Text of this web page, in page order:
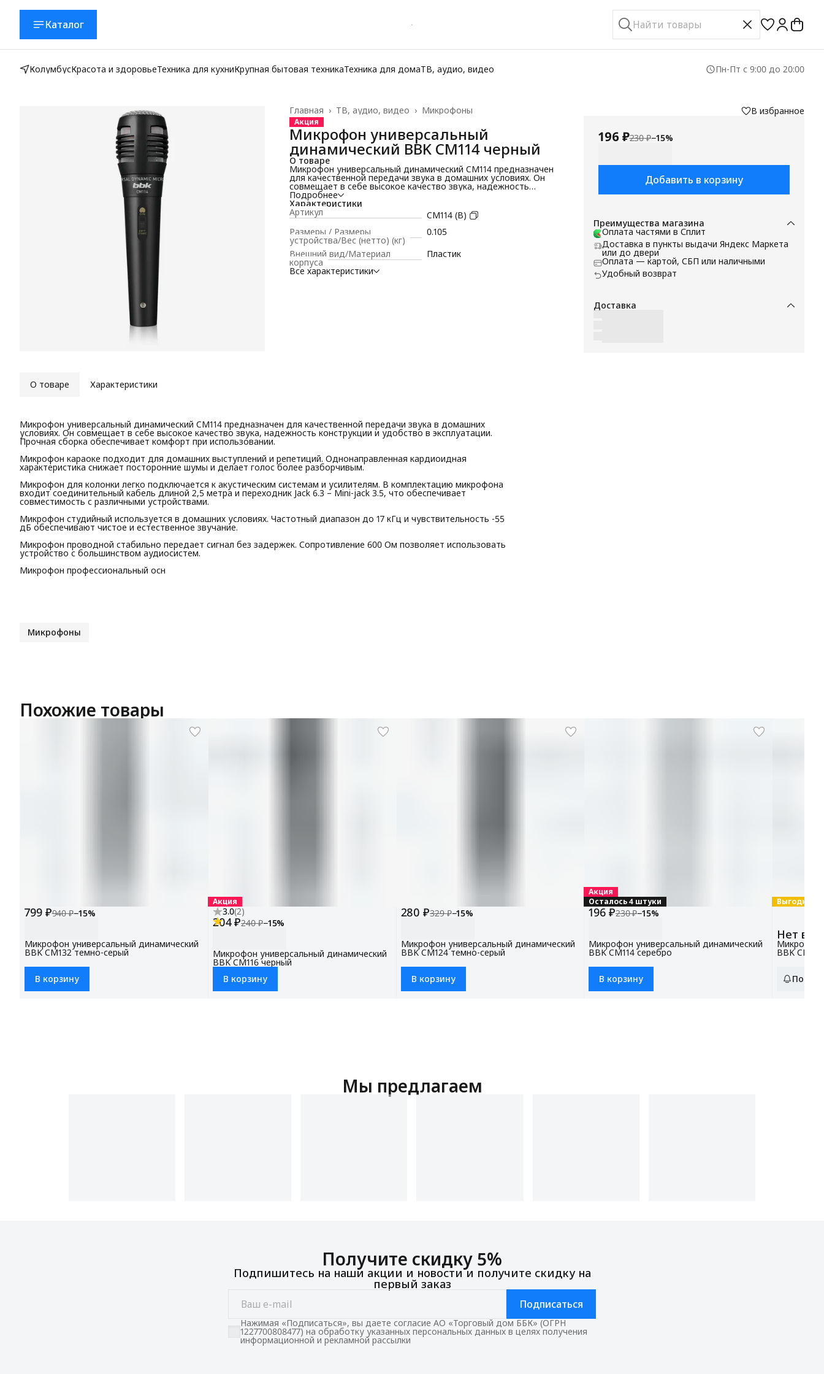
Каталог
КолумбусКрасота и здоровьеТехника для кухниКрупная бытовая техникаТехника для домаТВ, аудио, видео Пн-Пт с 9:00 до 20:00
Микрофоны
ТВ, аудио, видео ›
Главная ›
Акция
Микрофон универсальный
динамический BBK CM114 черный
О товаре
Микрофон универсальный динамический CM114 предназначен
для качественной передачи звука в домашних условиях. Он
совмещает в себе высокое качество звука, надежность
конструкции и удобство в эксплуатации. Прочная сборка
обеспечивает комфорт при использовании.
Микрофон караоке подходит для домашних выступлений и
репетиций. Однонаправленная кардиоидная характеристика
снижает посторонние шумы и делает голос более
разборчивым.
Микрофон для колонки легко подключается к акустическим
системам и усилителям. В комплектацию микрофона входит
соединительный кабель длиной 2,5 метра и переходник Jack
6.3 – Mini-jack 3.5, что обеспечивает совместимость с
различными устройствами.
Подробнее
Характеристики
Артикул
CM114 (B)
Размеры / Размеры
устройства/Вес (нетто) (кг)
0.105
Внешний вид/Материал
корпуса
Пластик
Все характеристики
В избранное
196 ₽230 ₽−15%
Добавить в корзину
Преимущества магазина
Оплата частями в Сплит
Доставка в пункты выдачи Яндекс Маркета
или до двери
Оплата — картой, СБП или наличными
Удобный возврат
Доставка
О товаре Характеристики
Микрофон универсальный динамический CM114 предназначен для качественной передачи звука в домашних
условиях. Он совмещает в себе высокое качество звука, надежность конструкции и удобство в эксплуатации.
Прочная сборка обеспечивает комфорт при использовании.
Микрофон караоке подходит для домашних выступлений и репетиций. Однонаправленная кардиоидная
характеристика снижает посторонние шумы и делает голос более разборчивым.
Микрофон для колонки легко подключается к акустическим системам и усилителям. В комплектацию микрофона
входит соединительный кабель длиной 2,5 метра и переходник Jack 6.3 – Mini-jack 3.5, что обеспечивает
совместимость с различными устройствами.
Микрофон студийный используется в домашних условиях. Частотный диапазон до 17 кГц и чувствительность -55
дБ обеспечивают чистое и естественное звучание.
Микрофон проводной стабильно передает сигнал без задержек. Сопротивление 600 Ом позволяет использовать
устройство с большинством аудиосистем.
Микрофон профессиональный осн
Микрофоны
Похожие товары
799 ₽940 ₽−15%
Микрофон универсальный динамический
BBK CM132 темно-серый
В корзину
Акция
3.0(2)
204 ₽240 ₽−15%
Микрофон универсальный динамический
BBK CM116 черный
В корзину
280 ₽329 ₽−15%
Микрофон универсальный динамический
BBK CM124 темно-серый
В корзину
Акция
Осталось 4 штуки
196 ₽230 ₽−15%
Микрофон универсальный динамический
BBK CM114 серебро
В корзину
Выгодно
Нет в
Микрофон
BBK
Мы предлагаем
Получите скидку 5%
Подпишитесь на наши акции и новости и получите скидку на
первый заказ
Подписаться
Нажимая «Подписаться», вы даете согласие АО «Торговый дом ББК» (ОГРН
1227700808477) на обработку указанных персональных данных в целях получения
информационной и рекламной рассылки